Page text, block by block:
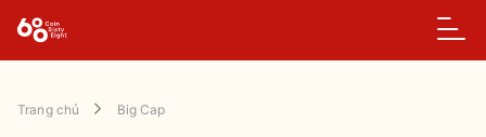
Trang chủ Big Cap